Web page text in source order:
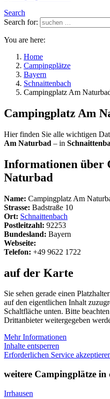
Search
Search for:
You are here:
Home
Campingplätze
Bayern
Schnaittenbach
Campingplatz Am
Campingplatz Am
Hier finden Sie alle wichtigen
Am Naturbad – in
Informationen über
Naturbad
Name: Campingplatz Am
Strasse: Badstraße 10
Ort: Schnaittenbach
Postleitzahl: 92253
Bundesland: Bayern
Webseite:
Telefon: +49 9622 1722
auf der Karte
Sie sehen gerade einen
auf den eigentlichen Inhalt
Schaltfläche unten. Bitte
Drittanbieter weitergegeben
Mehr Informationen
Inhalte entsperren
Erforderlichen Service
weitere Campingplätze in
Irrhausen